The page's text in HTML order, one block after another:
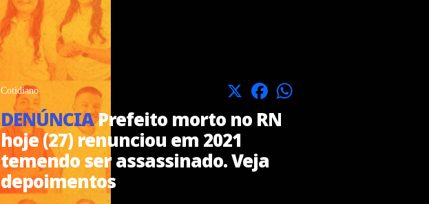
Cotidiano X Facebook
DENÚNCIAPrefeito morto no RN
hoje (27) renunciou em 2021
temendo ser assassinado. Veja
depoimentos